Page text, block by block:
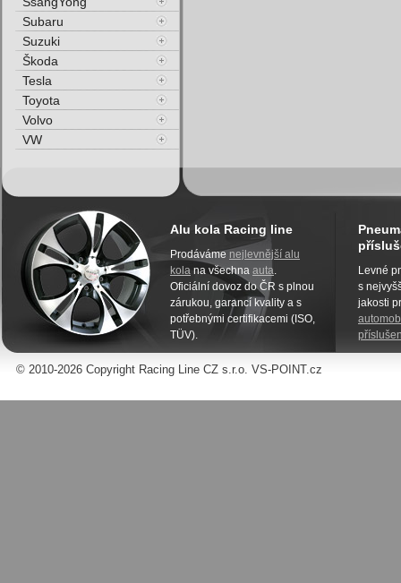
Subaru
Suzuki
Škoda
Tesla
Toyota
Volvo
VW
Alu kola Racing line
Prodáváme nejlevnější alu
kola na všechna auta.
Oficiální dovoz do ČR s plnou
zárukou, garancí kvality a s
potřebnými certifikacemi (ISO,
TÜV).
Levné
s
jakosti
© 2010-2026 Copyright Racing Line CZ s.r.o. VS-POINT.cz